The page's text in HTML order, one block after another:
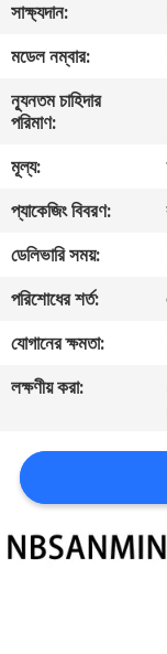
কারখানা
ভ্রমণ
নিয়ন্ত্রণ
যোগাযোগ
করুন
জন্য
আবেদন
সাক্ষ্যদান:
মডেল নম্বার:
ন্যূনতম চাহিদার
পরিমাণ:
মূল্য:
প্যাকেজিং বিবরণ:
ডেলিভারি সময়:
পরিশোধের শর্ত:
যোগানের ক্ষমতা:
লক্ষণীয় করা: